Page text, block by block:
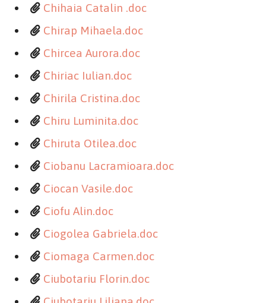
Chihaia Catalin .doc
Chirap Mihaela.doc
Chircea Aurora.doc
Chiriac Iulian.doc
Chirila Cristina.doc
Chiru Luminita.doc
Chiruta Otilea.doc
Ciobanu Lacramioara.doc
Ciocan Vasile.doc
Ciofu Alin.doc
Ciogolea Gabriela.doc
Ciomaga Carmen.doc
Ciubotariu Florin.doc